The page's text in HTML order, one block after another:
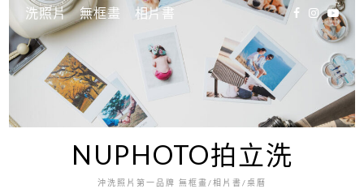
至
主
要
容
洗照片 無框畫 相片書
NUPHOTO拍立洗
沖洗照片第一品牌 無框畫/相片書/桌曆